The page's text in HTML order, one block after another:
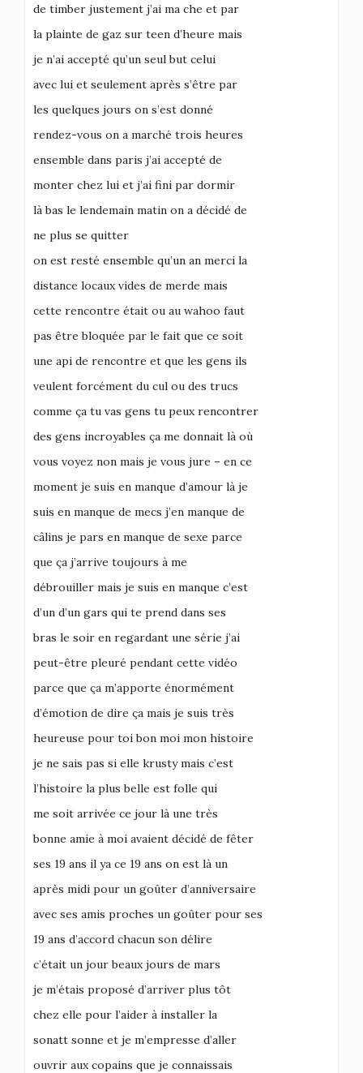
de timber justement j’ai ma che et par
la plainte de gaz sur teen d’heure mais
je n’ai accepté qu’un seul but celui
avec lui et seulement après s’être par
les quelques jours on s’est donné
rendez-vous on a marché trois heures
ensemble dans paris j’ai accepté de
monter chez lui et j’ai fini par dormir
là bas le lendemain matin on a décidé de
ne plus se quitter
on est resté ensemble qu’un an merci la
distance locaux vides de merde mais
cette rencontre était ou au wahoo faut
pas être bloquée par le fait que ce soit
une api de rencontre et que les gens ils
veulent forcément du cul ou des trucs
comme ça tu vas gens tu peux rencontrer
des gens incroyables ça me donnait là où
vous voyez non mais je vous jure – en ce
moment je suis en manque d’amour là je
suis en manque de mecs j’en manque de
câlins je pars en manque de sexe parce
que ça j’arrive toujours à me
débrouiller mais je suis en manque c’est
d’un d’un gars qui te prend dans ses
bras le soir en regardant une série j’ai
peut-être pleuré pendant cette vidéo
parce que ça m’apporte énormément
d’émotion de dire ça mais je suis très
heureuse pour toi bon moi mon histoire
je ne sais pas si elle krusty mais c’est
l’histoire la plus belle est folle qui
me soit arrivée ce jour là une très
bonne amie à moi avaient décidé de fêter
ses 19 ans il ya ce 19 ans on est là un
après midi pour un goûter d’anniversaire
avec ses amis proches un goûter pour ses
19 ans d’accord chacun son délire
c’était un jour beaux jours de mars
je m’étais proposé d’arriver plus tôt
chez elle pour l’aider à installer la
sonatt sonne et je m’empresse d’aller
ouvrir aux copains que je connaissais